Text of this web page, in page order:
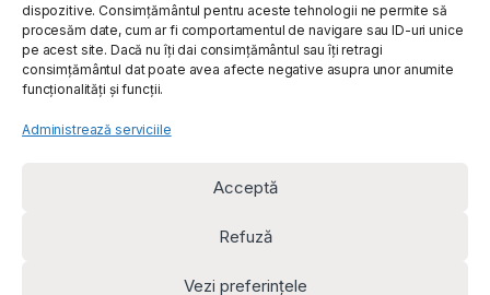
dispozitive. Consimțământul pentru aceste tehnologii ne permite să
procesăm date, cum ar fi comportamentul de navigare sau ID-uri unice
pe acest site. Dacă nu îți dai consimțământul sau îți retragi
consimțământul dat poate avea afecte negative asupra unor anumite
funcționalități și funcții.
Administrează serviciile
Acceptă
Refuză
Vezi preferințele
© e-rem.ro - Toate drepturile rezervate Rem Visual Media SRL